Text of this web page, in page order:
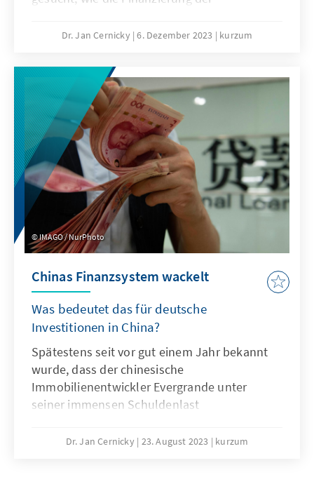
werden kann. Als ein Weg wird immer wieder
„Sondervermögen“ nach Vorbild des
Sondervermögens für die Bundeswehr
aufzulegen. Es ist wichtig zu verstehen, dass
dies kein „Vermögen“ ist; im Gegenteil enthält
es Kreditermächtigungen in der genannten
Höhe. Ein neuer Absatz im Grundgesetz war
für die Einrichtung nötig, damit die jeweilige
Aufnahme von Schulden im Haushaltsjahr, in
dem sie tatsächlich aufgenommen werden,
von den Bestimmungen der Schuldengrenze
ausgenommen werden.
Dr. Jan Cernicky 6. Dezember 2023 kurzum
IMAGO / NurPhoto
Chinas Finanzsystem wackelt
Was bedeutet das für deutsche
Investitionen in China?
Spätestens seit vor gut einem Jahr bekannt
wurde, dass der chinesische
Immobilienentwickler Evergrande unter
seiner immensen Schuldenlast
geworden, dass das chinesische
Dr. Jan Cernicky 23. August 2023 kurzum